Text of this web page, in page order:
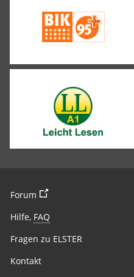
Forum Sie verlassen die Seite
Hilfe, FAQ
Fragen zu ELSTER
Kontakt